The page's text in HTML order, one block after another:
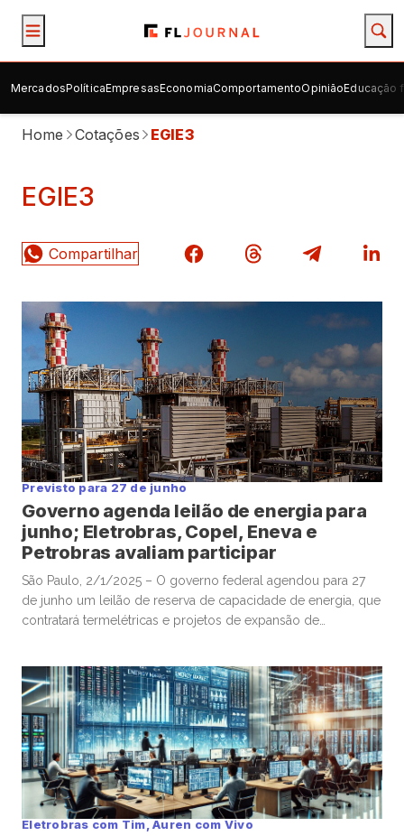
MercadosPolíticaEmpresasEconomiaComportamentoOpiniãoEducação
Home Cotações EGIE3
EGIE3
Previsto para 27 de junho
Governo agenda leilão de energia para
junho; Eletrobras, Copel, Eneva e
Petrobras avaliam participar
São Paulo, 2/1/2025 – O governo federal agendou para 27
de junho um leilão de reserva de capacidade de energia, que
contratará termelétricas e projetos de expansão de
pelo Ministério de Minas e Energia no Diário Oficial da União
[…]
Eletrobras com Tim, Auren com Vivo